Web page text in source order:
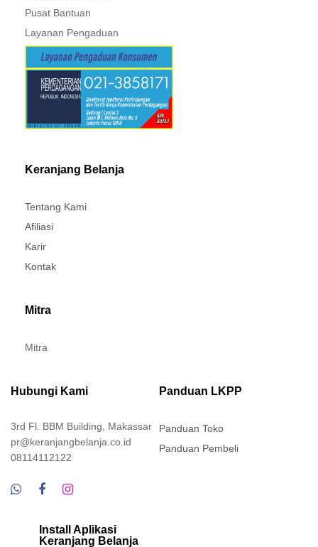
Pusat Bantuan
Layanan Pengaduan
Keranjang Belanja
Tentang Kami
Afiliasi
Karir
Kontak
Mitra
Mitra
Hubungi Kami
3rd Fl. BBM Building, Makassar
pr@keranjangbelanja.co.id
08114112122
Panduan LKPP
Panduan Toko
Panduan Pembeli
Install Aplikasi
Keranjang Belanja